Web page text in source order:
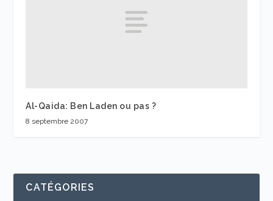
Al-Qaida: Ben Laden ou pas ?
8 septembre 2007
CATÉGORIES